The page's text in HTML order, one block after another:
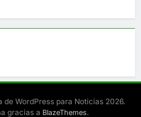
de WordPress para Noticias 2026.
gracias a BlazeThemes.